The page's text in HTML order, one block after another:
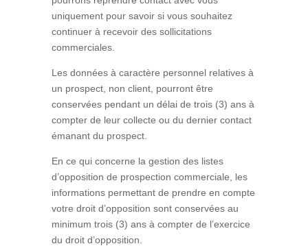
uniquement pour savoir si vous souhaitez
continuer à recevoir des sollicitations
commerciales.
Les données à caractère personnel relatives à
un prospect, non client, pourront être
conservées pendant un délai de trois (3) ans à
compter de leur collecte ou du dernier contact
émanant du prospect.
En ce qui concerne la gestion des listes
d’opposition de prospection commerciale, les
informations permettant de prendre en compte
votre droit d’opposition sont conservées au
minimum trois (3) ans à compter de l’exercice
du droit d’opposition.